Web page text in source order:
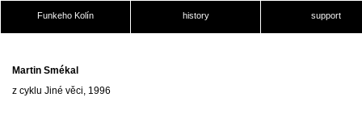
Funkeho Kolín history support
Martin Smékal
z cyklu Jiné věci, 1996